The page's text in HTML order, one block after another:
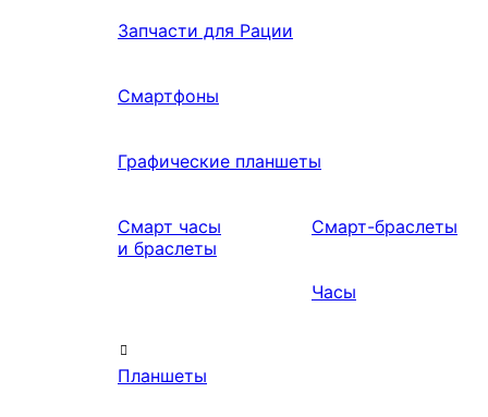
Запчасти для Рации
Смартфоны
Графические планшеты
Смарт часы
и браслеты
Смарт-браслеты
Часы
Планшеты